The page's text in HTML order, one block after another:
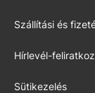
Szállítási és
Hírlevél-
Sütikezelés